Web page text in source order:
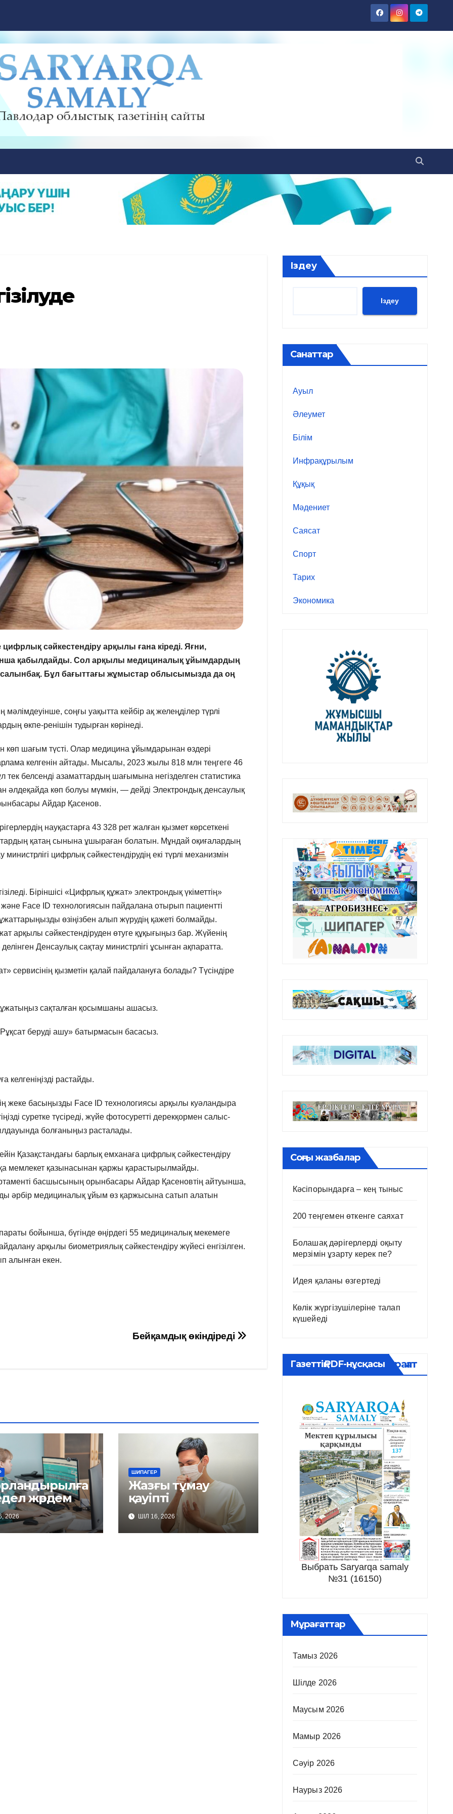
сәйкестендіру арқылы ғана кіреді. Яғни,
қабылдайды. Сол арқылы медициналық ұйымдардың
салынбақ. Бұл бағыттағы жұмыстар облысымызда да оң
соңғы уақытта кейбір ақ желеңділер түрлі
өкпе-ренішін тудырған көрінеді.
көп шағым түсті. Олар медицина ұйымдарынан өздері
келгенін айтады. Мысалы, 2023 жылы 818 млн теңгеге 46
тек белсенді азаматтардың шағымына негізделген статистика
әлдеқайда көп болуы мүмкін, — дейді Электрондық денсаулық
Айдар Қасенов.
науқастарға 43 328 рет жалған қызмет көрсеткені
қатаң сынына ұшыраған болатын. Мұндай оқиғалардың
цифрлық сәйкестендірудің екі түрлі механизмін
Біріншісі «Цифрлық құжат» электрондық үкіметтің»
Face ID технологиясын пайдалана отырып пациентті
өзіңізбен алып жүрудің қажеті болмайды.
арқылы сәйкестендіруден өтуге құқығыңыз бар. Жүйенің
Денсаулық сақтау министрлігі ұсынған ақпаратта.
сервисінің қызметін қалай пайдалануға болады? Түсіндіре
сақталған қосымшаны ашасыз.
беруді ашу» батырмасын басасыз.
келгеніңізді растайды.
жеке басыңызды Face ID технологиясы арқылы куәландыра
суретке түсіреді, жүйе фотосуретті дерекқормен салыс-
болғаныңыз расталады.
Қазақстандағы барлық емханаға цифрлық сәйкестендіру
мемлекет қазынасынан қаржы қарастырылмайды.
басшысының орынбасары Айдар Қасеновтің айтуынша,
әрбір медициналық ұйым өз қаржысына сатып алатын
бойынша, бүгінде өңірдегі 55 медициналық мекемеге
арқылы биометриялық сәйкестендіру жүйесі енгізілген.
алынған екен.
Бейқамдық өкіндіреді
жәрдем
2026
ШИПАГЕР
Жазғы тұмау
қауіпті
ШІЛ 16, 2026
Іздеу
Іздеу
Санаттар
Ауыл
Әлеумет
Білім
Инфрақұрылым
Құқық
Мәдениет
Саясат
Спорт
Тарих
Экономика
Соңғы жазбалар
Кәсіпорындарға – кең тыныс
200 теңгемен өткенге саяхат
Болашақ дәрігерлерді оқыту
мерзімін ұзарту керек пе?
Идея қаланы өзгертеді
Көлік жүргізушілеріне талап
күшейеді
Газеттің PDF-нұсқасыМұрағат
Выбрать Saryarqa samaly
№31 (16150)
Мұрағаттар
Тамыз 2026
Шілде 2026
Маусым 2026
Мамыр 2026
Сәуір 2026
Наурыз 2026